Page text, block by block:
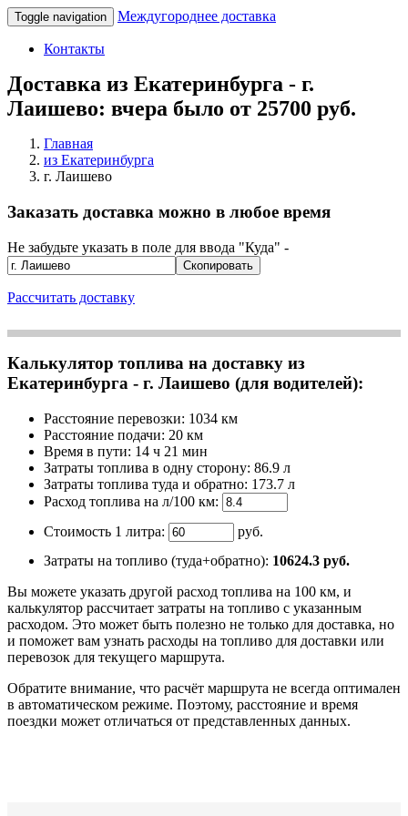
Toggle navigation Междугороднее доставка
Контакты
Доставка из Екатеринбурга - г.
Лаишево: вчера было от 25700 руб.
Главная
из Екатеринбурга
г. Лаишево
Заказать доставка можно в любое время
Не забудьте указать в поле для ввода "Куда" -
Скопировать
Рассчитать доставку
Калькулятор топлива на доставку из
Екатеринбурга - г. Лаишево (для водителей):
Расстояние перевозки: 1034 км
Расстояние подачи: 20 км
Время в пути: 14 ч 21 мин
Затраты топлива в одну сторону: 86.9 л
Затраты топлива туда и обратно: 173.7 л
Расход топлива на л/100 км:
Стоимость 1 литра:
руб.
Затраты на топливо (туда+обратно): 10624.3 руб.
Вы можете указать другой расход топлива на 100 км, и
калькулятор рассчитает затраты на топливо с указанным
расходом. Это может быть полезно не только для доставка, но
и поможет вам узнать расходы на топливо для доставки или
перевозок для текущего маршрута.
Обратите внимание, что расчёт маршрута не всегда оптимален
в автоматическом режиме. Поэтому, расстояние и время
поездки может отличаться от представленных данных.